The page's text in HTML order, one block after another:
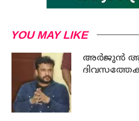
YOU MAY LIKE
അര്‍ജുന്‍